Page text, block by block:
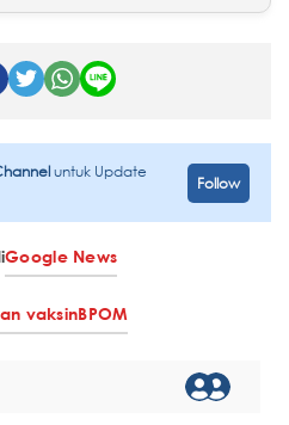
untuk Update
Follow
Google News
vaksinBPOM